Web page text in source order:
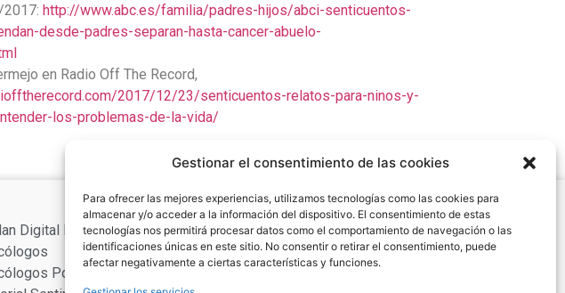
Gestionar el consentimiento de las cookies
Para ofrecer las mejores experiencias, utilizamos tecnologías como las cookies para
almacenar y/o acceder a la información del dispositivo. El consentimiento de estas
tecnologías nos permitirá procesar datos como el comportamiento de navegación o las
identificaciones únicas en este sitio. No consentir o retirar el consentimiento, puede
afectar negativamente a ciertas características y funciones.
http://www.abc.es/familia/padres-hijos/abci-senticuentos-
desde-padres-separan-hasta-cancer-abuelo-
en Radio Off The Record,
2017/12/23/senticuentos-relatos-para-ninos-y-
los-problemas-de-la-vida/
Links
Digital Marketing Para
Pozuelo
Legal
Condiciones de Uso y Venta
Aviso Legal